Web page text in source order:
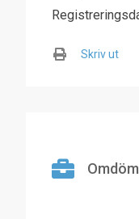
Skriv ut